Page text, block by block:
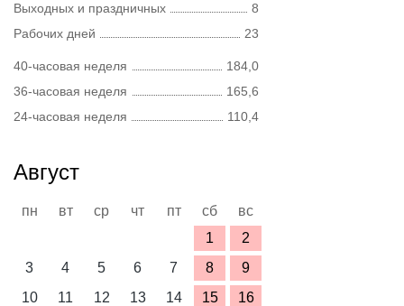
Выходных и праздничных
8
Рабочих дней
23
40-часовая неделя
184,0
36-часовая неделя
165,6
24-часовая неделя
110,4
Август
пн вт ср чт пт сб
вс
1
2
3
4 5 6 7 8
9
10
11 12 13 14 15
16